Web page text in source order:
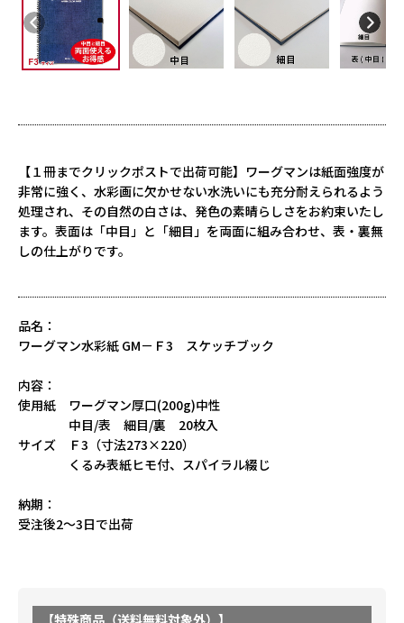
【１冊までクリックポストで出荷可能】ワーグマンは紙面強度が
非常に強く、水彩画に欠かせない水洗いにも充分耐えられるよう
処理され、その自然の白さは、発色の素晴らしさをお約束いたし
ます。表面は「中目」と「細目」を両面に組み合わせ、表・裏無
しの仕上がりです。
品名：
ワーグマン水彩紙 GM－Ｆ3 スケッチブック
内容：
使用紙 ワーグマン厚口(200g)中性
中目/表 細目/裏 20枚入
サイズ Ｆ3（寸法273×220）
くるみ表紙ヒモ付、スパイラル綴じ
納期：
受注後2～3日で出荷